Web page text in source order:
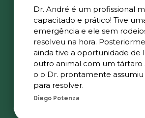
Dr. André é um profissional
capacitado e prático! Tive
emergência e ele sem
resolveu na hora.
ainda tive a oportunidade de
outro animal com um tártaro
o o Dr. prontamente assumiu
para resolver.
Diego Potenza